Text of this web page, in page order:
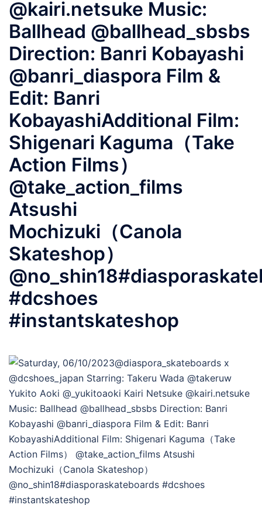
@kairi.netsuke Music:
Ballhead @ballhead_sbsbs
Direction: Banri Kobayashi
@banri_diaspora Film &
Edit: Banri
KobayashiAdditional Film:
Shigenari Kaguma（Take
Action Films）
@take_action_films
Atsushi
Mochizuki（Canola
Skateshop）
#dcshoes
#instantskateshop